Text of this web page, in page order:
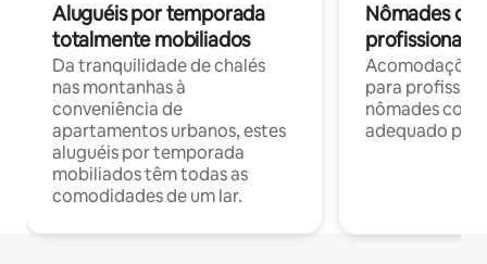
Aluguéis por temporada
totalmente mobiliados
Da tranquilidade de chalés
nas montanhas à
conveniência de
apartamentos urbanos, estes
aluguéis por temporada
mobiliados têm todas as
comodidades de um lar.
Nômades
profissionais
para
nômades com
adequado